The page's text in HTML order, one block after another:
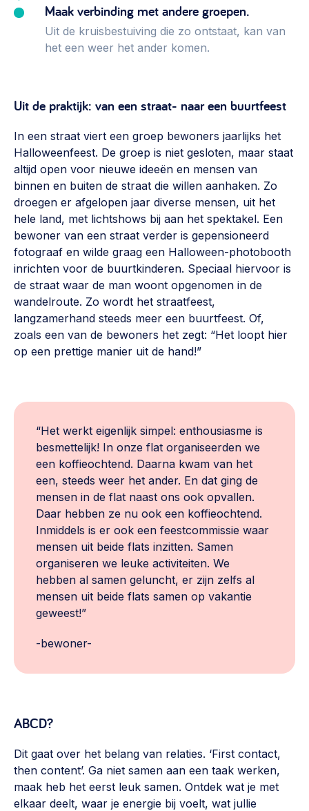
Omgevingswet en gebiedsontwikkeling
invoering omgevingswet, participatie,
gebiedsontwikkeling>
Maak verbinding met andere groepen.
Uit de kruisbestuiving die zo ontstaat, kan van
het een weer het ander komen.
Uit de praktijk: van een straat- naar een buurtfeest
In een straat viert een groep bewoners jaarlijks het
Halloweenfeest. De groep is niet gesloten, maar staat
altijd open voor nieuwe ideeën en mensen van
binnen en buiten de straat die willen aanhaken. Zo
droegen er afgelopen jaar diverse mensen, uit het
hele land, met lichtshows bij aan het spektakel. Een
bewoner van een straat verder is gepensioneerd
fotograaf en wilde graag een Halloween-photobooth
inrichten voor de buurtkinderen. Speciaal hiervoor is
de straat waar de man woont opgenomen in de
wandelroute. Zo wordt het straatfeest,
langzamerhand steeds meer een buurtfeest. Of,
zoals een van de bewoners het zegt: “Het loopt hier
op een prettige manier uit de hand!”
“Het werkt eigenlijk simpel: enthousiasme is
besmettelijk! In onze flat organiseerden we
een koffieochtend. Daarna kwam van het
een, steeds weer het ander. En dat ging de
mensen in de flat naast ons ook opvallen.
Daar hebben ze nu ook een koffieochtend.
Inmiddels is er ook een feestcommissie waar
mensen uit beide flats inzitten. Samen
organiseren we leuke activiteiten. We
hebben al samen geluncht, er zijn zelfs al
mensen uit beide flats samen op vakantie
geweest!”
-bewoner-
ABCD?
Dit gaat over het belang van relaties. ‘First contact,
then content’. Ga niet samen aan een taak werken,
maak heb het eerst leuk samen. Ontdek wat je met
elkaar deelt, waar je energie bij voelt, wat jullie